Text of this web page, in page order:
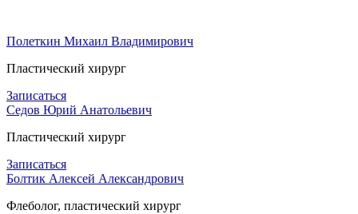
Полеткин Михаил Владимирович
Пластический хирург
Записаться
Седов Юрий Анатольевич
Пластический хирург
Записаться
Болтик Алексей Александрович
Флеболог, пластический хирург